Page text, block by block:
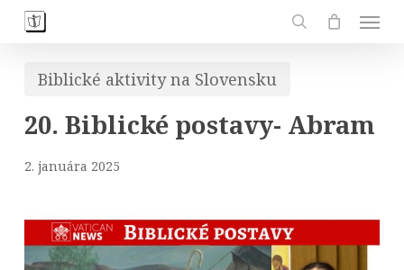
Skip
contentBiblické aktivity na Slovensku
20. Biblické postavy- Abram
2. januára 2025